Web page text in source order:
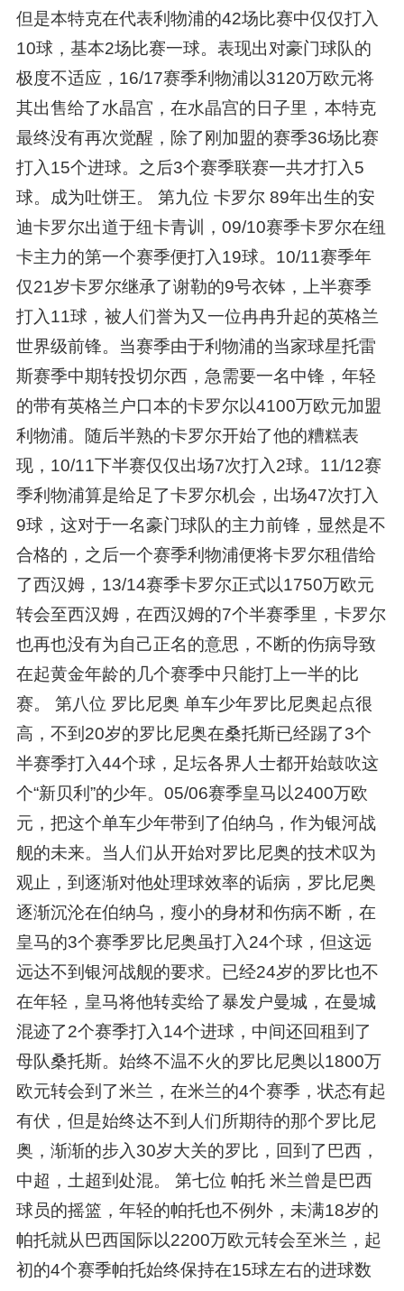
但是本特克在代表利物浦的42场比赛中仅仅打入
10球，基本2场比赛一球。表现出对豪门球队的
极度不适应，16/17赛季利物浦以3120万欧元将
其出售给了水晶宫，在水晶宫的日子里，本特克
最终没有再次觉醒，除了刚加盟的赛季36场比赛
打入15个进球。之后3个赛季联赛一共才打入5
球。成为吐饼王。 第九位 卡罗尔 89年出生的安
迪卡罗尔出道于纽卡青训，09/10赛季卡罗尔在纽
卡主力的第一个赛季便打入19球。10/11赛季年
仅21岁卡罗尔继承了谢勒的9号衣钵，上半赛季
打入11球，被人们誉为又一位冉冉升起的英格兰
世界级前锋。当赛季由于利物浦的当家球星托雷
斯赛季中期转投切尔西，急需要一名中锋，年轻
的带有英格兰户口本的卡罗尔以4100万欧元加盟
利物浦。随后半熟的卡罗尔开始了他的糟糕表
现，10/11下半赛仅仅出场7次打入2球。11/12赛
季利物浦算是给足了卡罗尔机会，出场47次打入
9球，这对于一名豪门球队的主力前锋，显然是不
合格的，之后一个赛季利物浦便将卡罗尔租借给
了西汉姆，13/14赛季卡罗尔正式以1750万欧元
转会至西汉姆，在西汉姆的7个半赛季里，卡罗尔
也再也没有为自己正名的意思，不断的伤病导致
在起黄金年龄的几个赛季中只能打上一半的比
赛。 第八位 罗比尼奥 单车少年罗比尼奥起点很
高，不到20岁的罗比尼奥在桑托斯已经踢了3个
半赛季打入44个球，足坛各界人士都开始鼓吹这
个“新贝利”的少年。05/06赛季皇马以2400万欧
元，把这个单车少年带到了伯纳乌，作为银河战
舰的未来。当人们从开始对罗比尼奥的技术叹为
观止，到逐渐对他处理球效率的诟病，罗比尼奥
逐渐沉沦在伯纳乌，瘦小的身材和伤病不断，在
皇马的3个赛季罗比尼奥虽打入24个球，但这远
远达不到银河战舰的要求。已经24岁的罗比也不
在年轻，皇马将他转卖给了暴发户曼城，在曼城
混迹了2个赛季打入14个进球，中间还回租到了
母队桑托斯。始终不温不火的罗比尼奥以1800万
欧元转会到了米兰，在米兰的4个赛季，状态有起
有伏，但是始终达不到人们所期待的那个罗比尼
奥，渐渐的步入30岁大关的罗比，回到了巴西，
中超，土超到处混。 第七位 帕托 米兰曾是巴西
球员的摇篮，年轻的帕托也不例外，未满18岁的
帕托就从巴西国际以2200万欧元转会至米兰，起
初的4个赛季帕托始终保持在15球左右的进球数